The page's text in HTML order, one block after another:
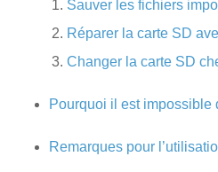
Sauver les fichiers
Réparer la carte SD
Changer la carte SD
Pourquoi il est impossible
Remarques pour